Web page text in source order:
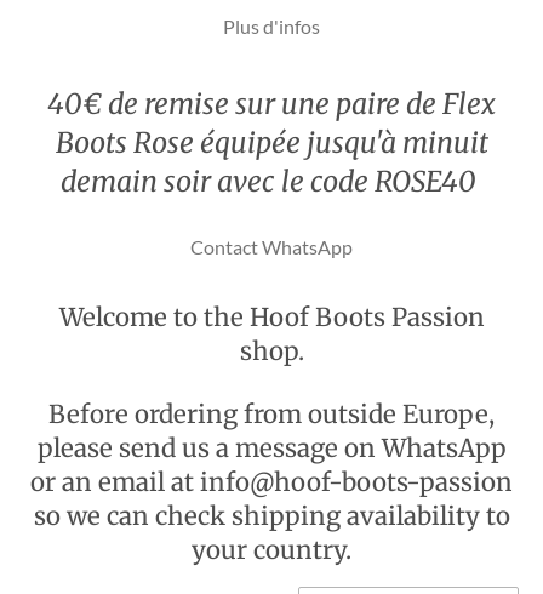
Plus d'infos
40€ de remise sur une paire de Flex
Boots Rose équipée jusqu'à minuit
demain soir avec le code ROSE40
Contact WhatsApp
Welcome to the Hoof Boots Passion
shop.
Before ordering from outside Europe,
please send us a message on WhatsApp
or an email at info@hoof-boots-passion
so we can check shipping availability to
your country.